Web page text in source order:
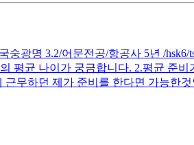
광명 3.2/어문전공/항공사 5년 /hsk6/
평균 나이가 궁금합니다. 2.평균 준
무하던 제가 준비를 한다면 가능한